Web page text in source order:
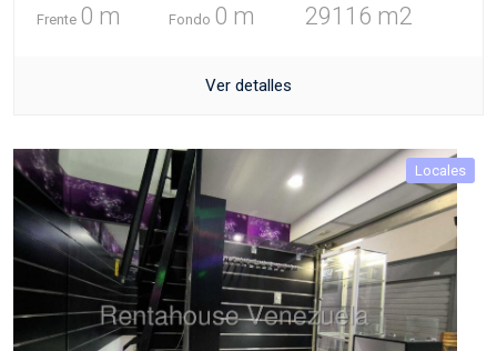
Frente 0 m Fondo 0 m 29116 m2
Ver detalles
Locales